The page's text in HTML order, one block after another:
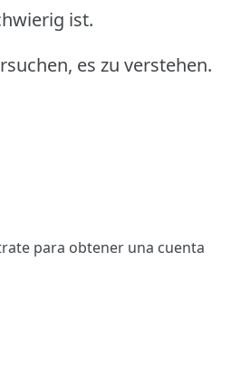
ist.
es zu verstehen.
para obtener una cuenta